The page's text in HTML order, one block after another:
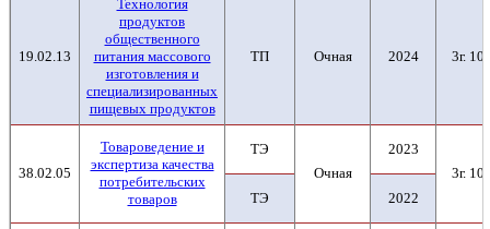
19.02.13
Технология
продуктов
общественного
питания массового
изготовления и
специализированных
пищевых продуктов
ТП Очная 2024 3г.
38.02.05
Товароведение и
экспертиза качества
потребительских
товаров
ТЭ
Очная
2023
3г.
ТЭ
2022